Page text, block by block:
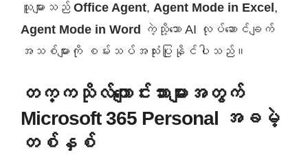
သူများသည် Office Agent, Agent Mode in Excel ,
Agent Mode in Word
ကဲ့သို့သော AI လုပ်ဆောင်ချက်
အသစ်များကို စမ်းသပ်အသုံးပြုနိုင်ပါသည်။
တက္ကသိုလ်ကျောင်းသားများအတွက်
Microsoft 365 Personal အခမဲ့
တစ်နှစ်